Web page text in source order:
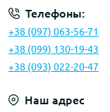
Телефоны:
+38 (097) 063-56-71
+38 (099) 130-19-43
+38 (093) 022-20-47
Наш адрес